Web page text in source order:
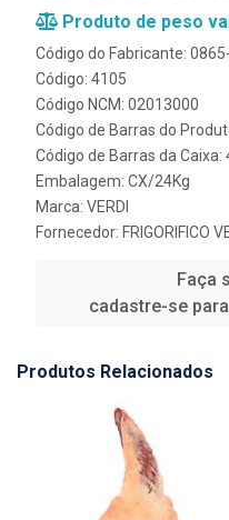
Produto de peso
Código do Fabricante:
Código: 4105
Código NCM: 02013000
Código de Barras do
Código de Barras da
Embalagem: CX/24Kg
Marca: VERDI
Fornecedor: FRIGORIFICO
Faça
cadastre-se
Produtos Relacionados